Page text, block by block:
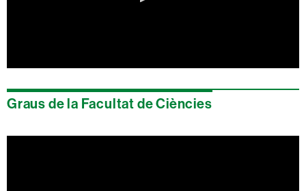
of
0
Graus de la Facultat de Ciències